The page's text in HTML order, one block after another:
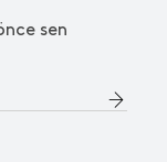
sen